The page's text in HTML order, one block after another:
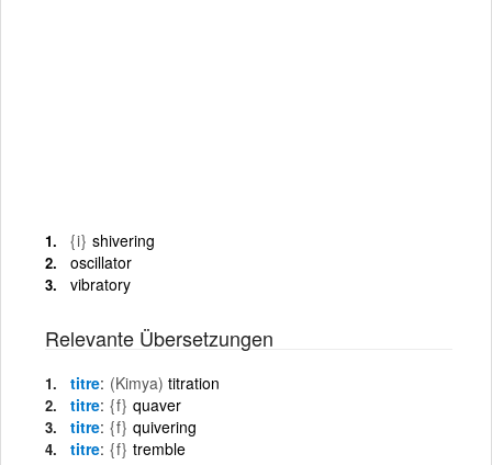
{i} shivering
oscillator
vibratory
Relevante Übersetzungen
titre (Kimya) titration
titre {f} quaver
titre {f} quivering
titre {f} tremble